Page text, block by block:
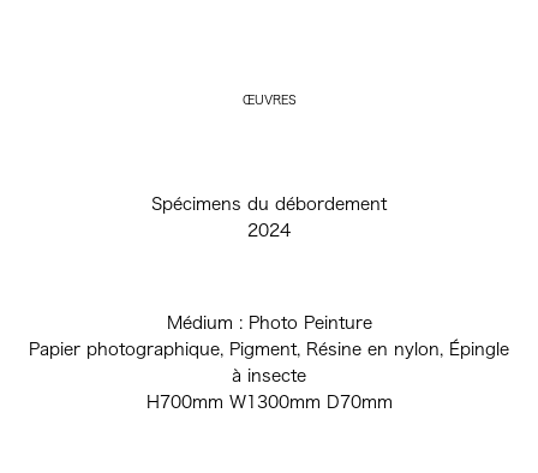
ŒUVRES
Spécimens du débordement
2024
Médium : Photo Peinture
Papier photographique, Pigment, Résine en nylon, Épingle
à insecte
H700mm W1300mm D70mm